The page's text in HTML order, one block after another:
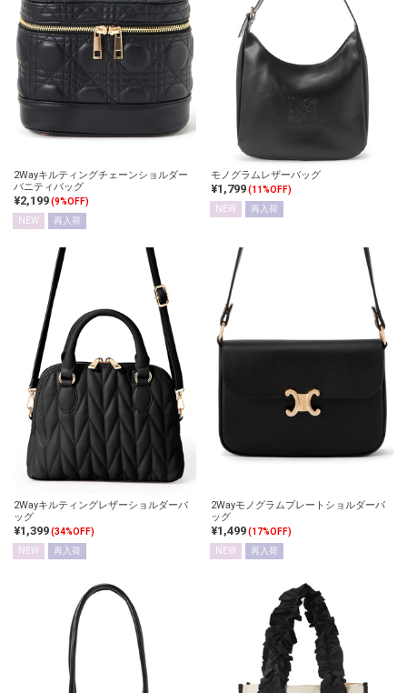
2Wayキルティングチェーンショルダー
バニティバッグ
¥2,199(9%OFF)
NEW
再入荷
モノグラムレザーバッグ
¥1,799(11%OFF)
NEW
再入荷
2Wayキルティングレザーショルダーバ
ッグ
¥1,399(34%OFF)
NEW
再入荷
2Wayモノグラムプレートショルダーバ
ッグ
¥1,499(17%OFF)
NEW
再入荷